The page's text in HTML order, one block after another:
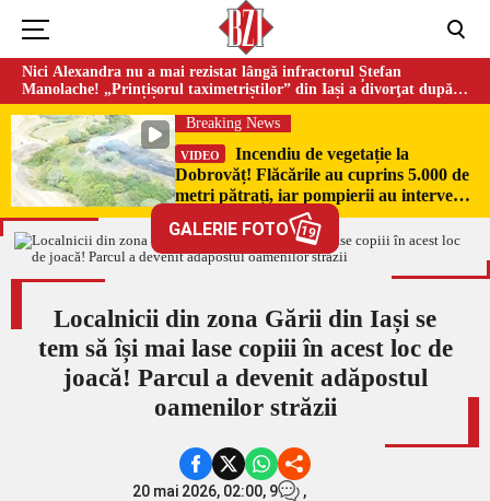
Nici Alexandra nu a mai rezistat lângă infractorul Ștefan
Manolache! „Prințișorul taximetriștilor” din Iași a divorţat după
doi ani de căsnicie
Breaking News
VIDEO
Incendiu de vegetație la
Dobrovăț! Flăcările au cuprins 5.000 de
metri pătrați, iar pompierii au intervenit
GALERIE FOTO 19
Localnicii din zona Gării din Iași se
tem să își mai lase copiii în acest loc de
joacă! Parcul a devenit adăpostul
oamenilor străzii
20 mai 2026, 02:00, 9
,